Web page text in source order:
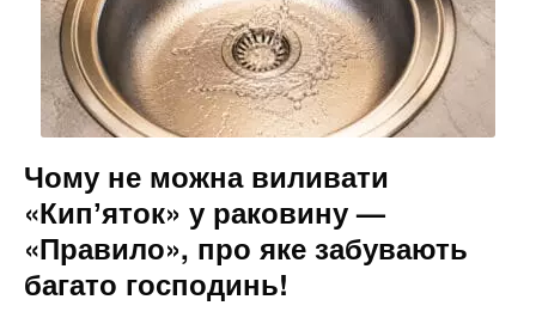
Чому не можна виливати
«Кипʼяток» у раковину —
«Правило», про яке забувають
багато господинь!